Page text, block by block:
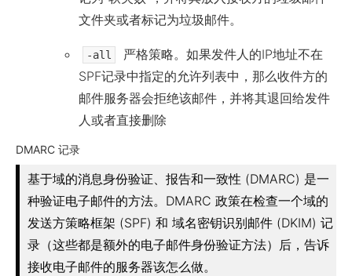
文件夹或者标记为垃圾邮件。
-all
严格策略。如果发件人的IP地址不在
SPF记录中指定的允许列表中，那么收件方的
邮件服务器会拒绝该邮件，并将其退回给发件
人或者直接删除
DMARC 记录
基于域的消息身份验证、报告和一致性 (DMARC) 是一
种验证电子邮件的方法。DMARC 政策在检查一个域的
发送方策略框架 (SPF) 和 域名密钥识别邮件 (DKIM) 记
录（这些都是额外的电子邮件身份验证方法）后，告诉
接收电子邮件的服务器该怎么做。